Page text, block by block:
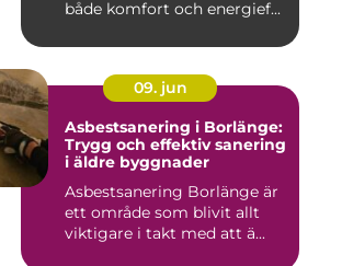
både komfort och energief...
09. jun
Asbestsanering i Borlänge:
Trygg och effektiv sanering
i äldre byggnader
Asbestsanering Borlänge är
ett område som blivit allt
viktigare i takt med att ä...